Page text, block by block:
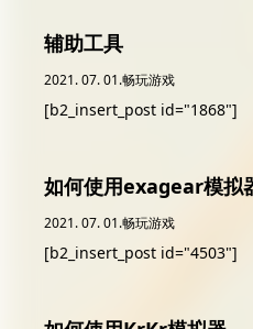
辅助工具
2021. 07. 01.畅玩游戏
[b2_insert_post id="1868"]
如何使用exagear模拟
2021. 07. 01.畅玩游戏
[b2_insert_post id="4503"]